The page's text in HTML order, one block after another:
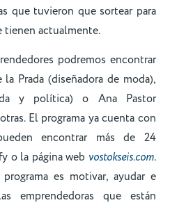
que tuvieron que sortear para
tienen actualmente.
podremos encontrar
Prada (diseñadora de moda),
y política) o Ana Pastor
El programa ya cuenta con
encontrar más de 24
o la página web vostokseis.com.
es motivar, ayudar e
emprendedoras que están